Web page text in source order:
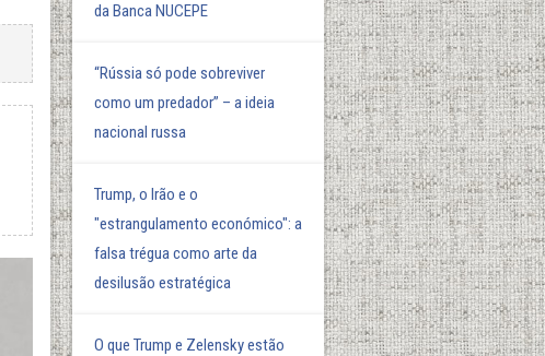
da Banca NUCEPE
“Rússia só pode sobreviver
como um predador” – a ideia
nacional russa
Trump, o Irão e o
"estrangulamento económico": a
falsa trégua como arte da
desilusão estratégica
O que Trump e Zelensky estão